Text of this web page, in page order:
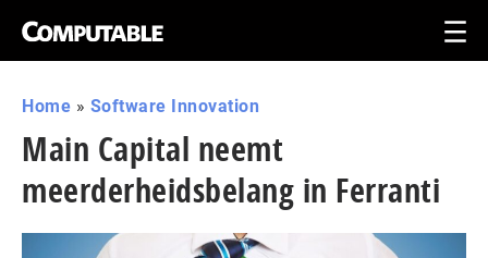
Home » Software Innovation
Main Capital neemt
meerderheidsbelang in Ferranti